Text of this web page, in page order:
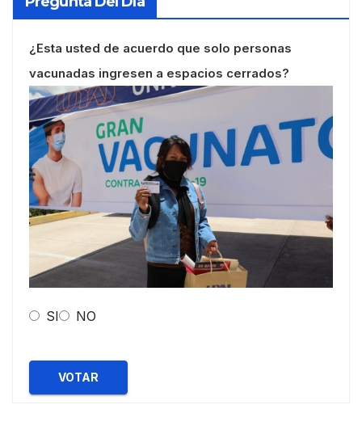
¿Esta usted de acuerdo que solo personas
vacunadas ingresen a espacios cerrados?
SI NO
VOTAR